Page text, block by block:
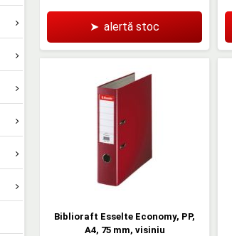
➤ alertă stoc
Biblioraft Esselte Economy, PP,
A4, 75 mm, visiniu